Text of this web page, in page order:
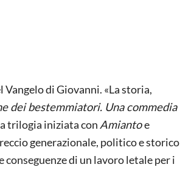
Vangelo di Giovanni. «La storia,
dei bestemmiatori. Una commedia
trilogia iniziata conAmiantoe
generazionale, politico e storico
di un lavoro letale per i